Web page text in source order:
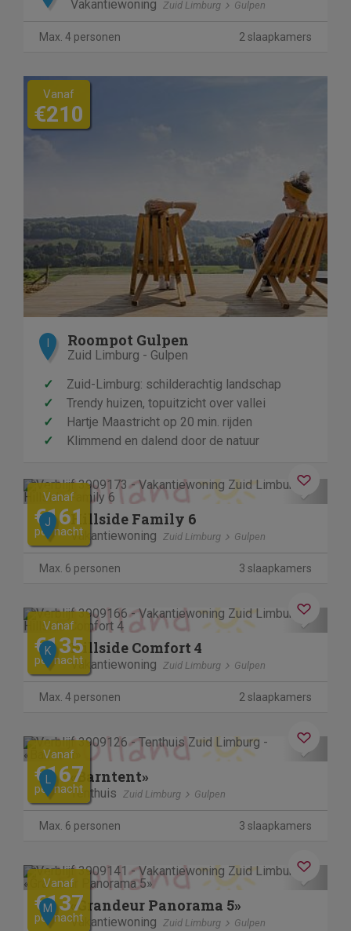
Vakantiewoning Zuid Limburg Gulpen
Max. 4 personen 2 slaapkamers
Vanaf
€210
Roompot Gulpen
Zuid Limburg - Gulpen
✓
Zuid-Limburg: schilderachtig landschap
✓
Trendy huizen, topuitzicht over vallei
✓
Hartje Maastricht op 20 min. rijden
✓
Klimmend en dalend door de natuur
Previous Next
Vanaf
€161
per nacht
J Hillside Family 6
Vakantiewoning Zuid Limburg Gulpen
Max. 6 personen 3 slaapkamers
Previous Next
Vanaf
€135
per nacht
K Hillside Comfort 4
Vakantiewoning Zuid Limburg Gulpen
Max. 4 personen 2 slaapkamers
Previous Next
Vanaf
€167
per nacht
L «Barntent»
Tenthuis Zuid Limburg Gulpen
Max. 6 personen 3 slaapkamers
Previous Next
Vanaf
€137
per nacht
M «Grandeur Panorama 5»
Vakantiewoning Zuid Limburg Gulpen